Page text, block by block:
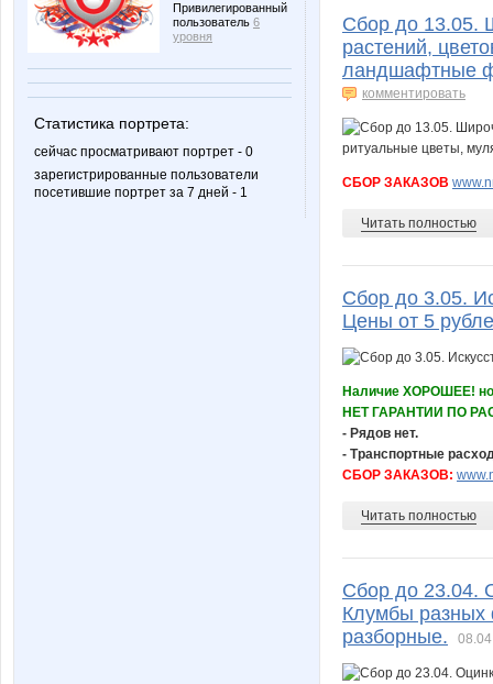
Привилегированный
пользователь 6
уровня
Статистика портрета:
сейчас просматривают портрет - 0
зарегистрированные пользователи
посетившие портрет за 7 дней - 1
Сбор до 13.05.
растений,
ландшафтные
комментировать
СБОР ЗАКАЗОВ
Читать полностью
Сбор до 3.05.
Цены от 5
Наличие ХОРОШЕЕ!
НЕТ ГАРАНТИИ ПО
- Рядов нет.
- Транспортные
СБОР ЗАКАЗОВ:
Читать полностью
Сбор до 23.04.
Клумбы разных
разборные.